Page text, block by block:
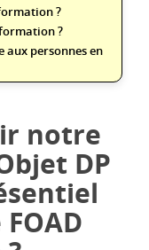
?
?
aux personnes en
notre
DP